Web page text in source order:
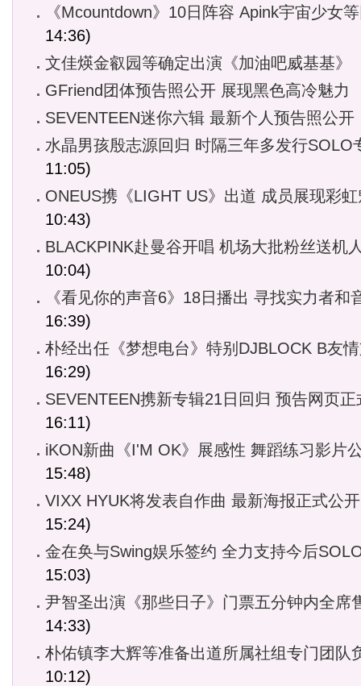
《Mcountdown》10日阵容 Apink宇宙少女
14:36)
文佳煐金叡园等确定出演《加油吧威基基》
GFriend团体预告照公开 展现黑色高冷魅力
SEVENTEEN迷你六辑 最新个人预告照公开
水晶男孩殷志源回归 时隔三年多发行SOLO
11:05)
ONEUS携《LIGHT US》出道 成员展现彩
10:43)
BLACKPINK赴曼谷开唱 机场大批粉丝送机
10:04)
《看见你的声音6》18日播出 寻找实力者和
16:39)
朴经出任《梦想电台》特别DJBLOCK B友
16:29)
SEVENTEEN携新专辑21日回归 预告网页正
16:11)
iKON新曲《I'M OK》展感性 舞蹈练习影片
15:48)
VIXX HYUK将发表自作曲 最新海报正式公开
15:24)
金在奂与Swing娱乐签约 全力支持今后
15:03)
尹智圣出演《那些日子》门票五分钟内全席
14:33)
朴佑镇李大辉等准备出道所属社组专门团队
10:12)